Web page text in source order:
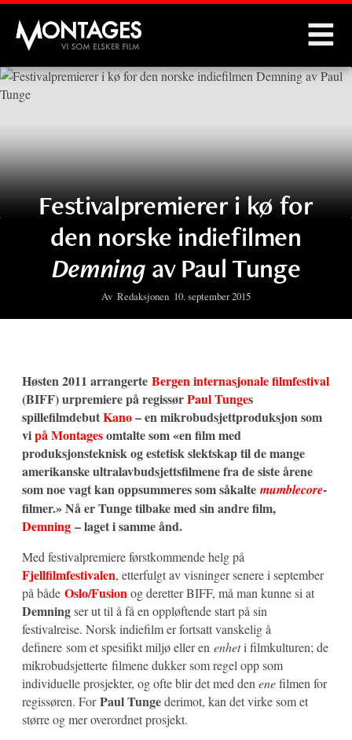
Montages
Festivalpremierer i kø for
den norske indiefilmen
Demning av Paul Tunge
Av Redaksjonen 10. september 2015
Høsten 2011 arrangerte Bergen internasjonale filmfestival
(BIFF) urpremiere på regissørPaul Tunges
spillefilmdebutKano– en mikrobudsjettproduksjon som
vipå Montagesomtalte som «en film med
produksjonsteknisk og estetisk slektskap til de mange
amerikanske ultralavbudsjettsfilmene fra de siste årene
som noe vagt kan oppsummeres som såkalte mumblecore-
filmer.» Nå er Tunge tilbake med sin andre film,
Demning – laget i samme ånd.
Med festivalpremiere førstkommende helg på
Fjellfilmfestivalen, etterfulgt av visninger senere i september
på både Oslo/Fusionog deretter BIFF, må man kunne si at
Demningser ut til å få en oppløftende start på sin
festivalreise. Norsk indiefilm er fortsatt vanskelig å
definere som et spesifikt miljø eller en enheti filmkulturen; de
mikrobudsjetterte filmene dukker som regel opp som
individuelle prosjekter, og ofte blir det med denenefilmen for
regissøren. ForPaul Tungederimot, kan det virke som et
større og mer overordnet prosjekt.